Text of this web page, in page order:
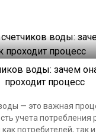
воды: зачем
проходит процесс
— это важная
учета потребления
потребителей, так и...